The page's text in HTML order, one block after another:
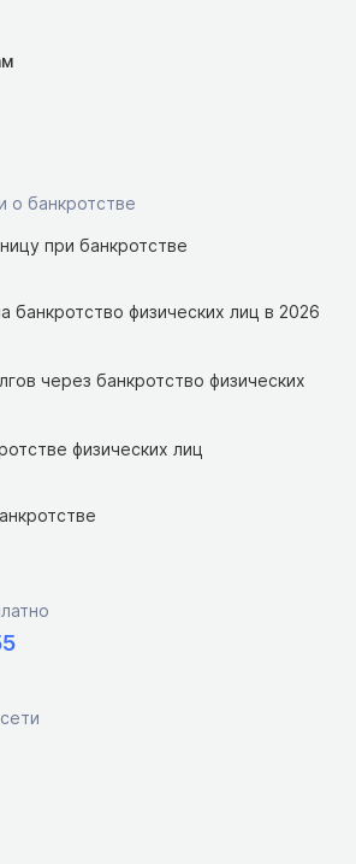
о банкротстве
при банкротстве
банкротство физических лиц в 2026
через банкротство физических
физических лиц